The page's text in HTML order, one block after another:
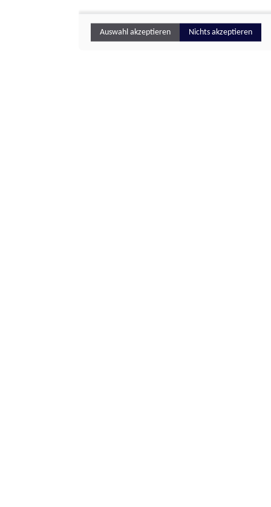
Auswahl akzeptieren Nichts akzeptieren